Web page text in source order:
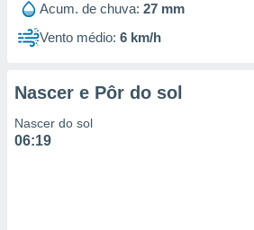
Acum. de chuva: 27 mm
Vento médio: 6 km/h
Nascer e Pôr do sol
Nascer do sol
06:19